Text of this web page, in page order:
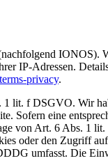
IONOS).
IP-Adressen.
privacy.
lit. f DSGVO. Wir
Sofern eine
von Art. 6 Abs. 1
oder den Zugriff
umfasst. Die